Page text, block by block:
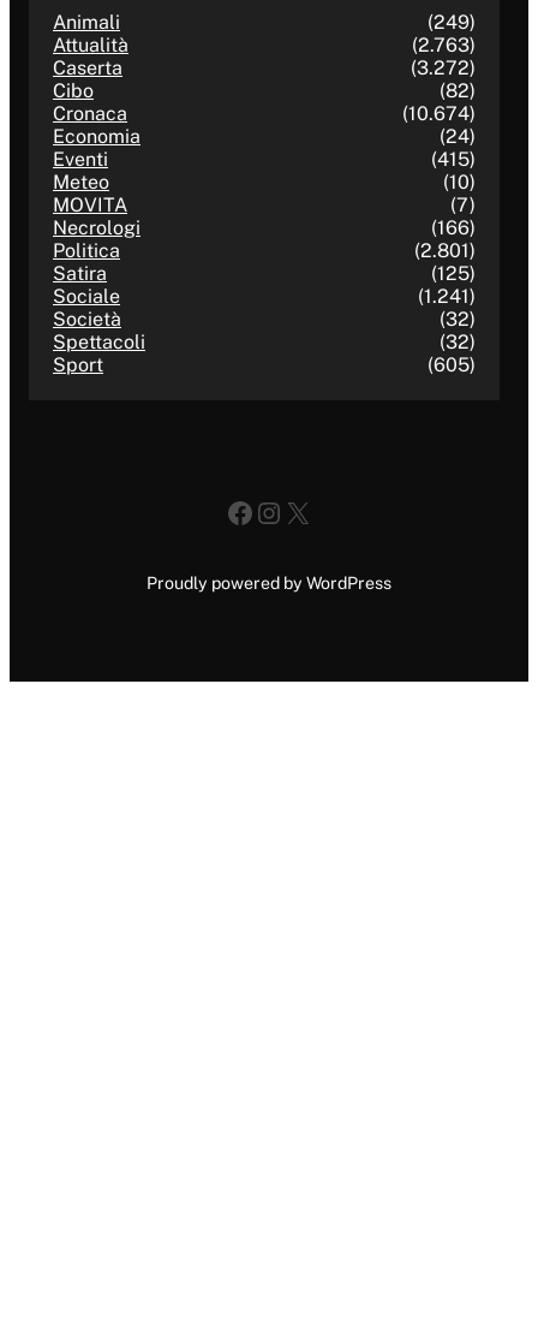
Animali
(249)
Attualità
(2.763)
Caserta
(3.272)
Cibo
(82)
Cronaca
(10.674)
Economia
(24)
Eventi
(415)
Meteo
(10)
MOVITA
(7)
Necrologi
(166)
Politica
(2.801)
Satira
(125)
Sociale
(1.241)
Società
(32)
Spettacoli
(32)
Sport
(605)
Facebook
Instagram
X
Proudly powered by WordPress